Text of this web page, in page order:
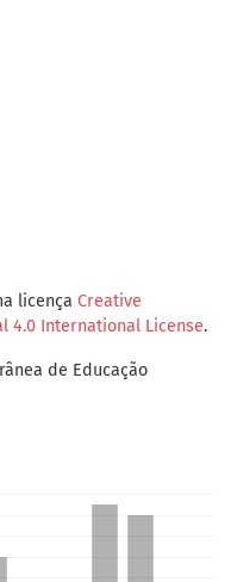
licença Creative
4.0 International License.
de Educação